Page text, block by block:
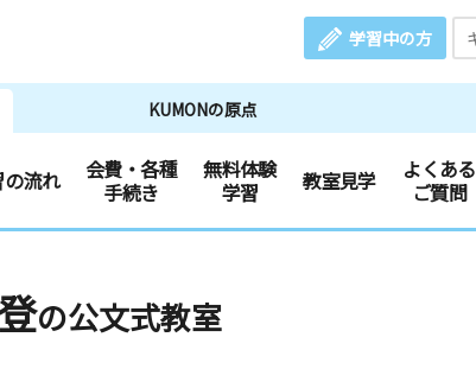
学習中の方
KUMONの原点
流れ
会費・各種
手続き
無料体験
学習
教室見学
よくある
ご質問
の公文式教室